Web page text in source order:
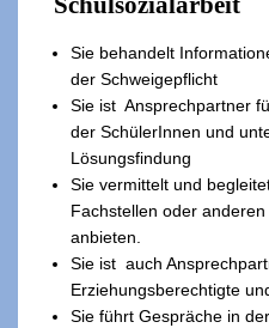
Sie behandelt
der Schweigepflicht
Sie ist Ansprechpartner
der SchülerInnen und
Lösungsfindung
Sie vermittelt und
Fachstellen oder
anbieten.
Sie ist auch
Erziehungsberechtigte
Sie führt Gespräche in